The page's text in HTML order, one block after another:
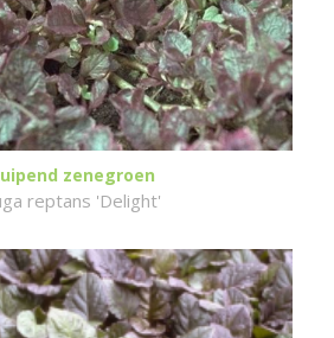
zenegroen
reptans 'Delight'